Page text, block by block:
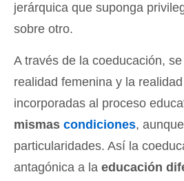
jerárquica que suponga
sobre otro.
A través de la coeducación,
realidad femenina y la
incorporadas al proceso
mismas condiciones,
particularidades. Así la
antagónica a la educación